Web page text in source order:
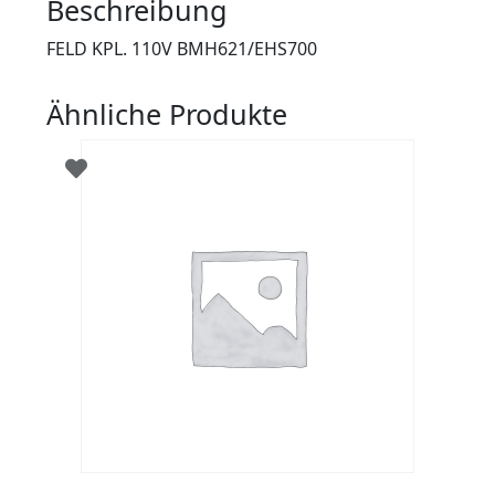
Beschreibung
FELD KPL. 110V BMH621/EHS700
Ähnliche Produkte